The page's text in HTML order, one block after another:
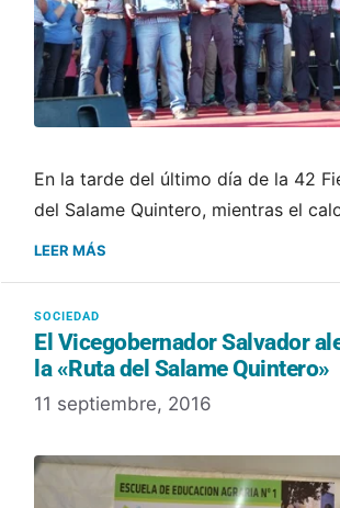
En la tarde del último día de la 42
del Salame Quintero, mientras el
LEER MÁS
El Vicegobernador Salvador
la «Ruta del Salame Quintero»
11 septiembre, 2016